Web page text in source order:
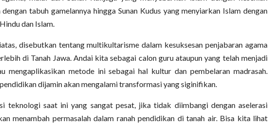
tabuh gamelannya hingga Sunan Kudus yang menyiarkan Islam dengan
dan Islam.
disebutkan tentang multikultarisme dalam kesuksesan penjabaran agama
di Tanah Jawa. Andai kita sebagai calon guru ataupun yang telah menjadi
mengaplikasikan metode ini sebagai hal kultur dan pembelaran madrasah.
dijamin akan mengalami transformasi yang siginifikan.
teknologi saat ini yang sangat pesat, jika tidak diimbangi dengan aselerasi
menambah permasalah dalam ranah pendidikan di tanah air. Bisa kita lihat